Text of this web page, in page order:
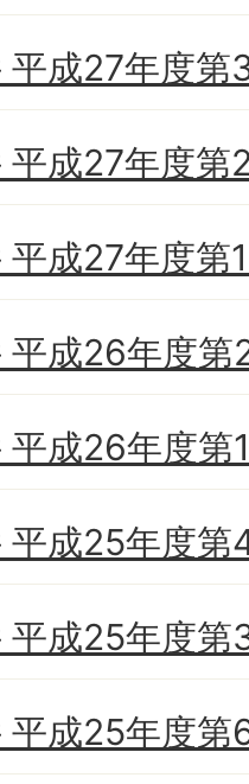
平成27年度第
平成27年度第
成27年度第
平成26年度第
成26年度第
平成25年度第
平成25年度第
平成25年度第